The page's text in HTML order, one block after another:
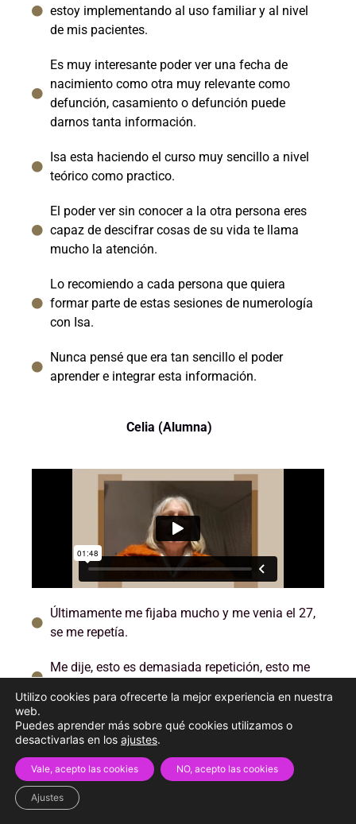
estoy implementando al uso familiar y al nivel
de mis pacientes.
Es muy interesante poder ver una fecha de
nacimiento como otra muy relevante como
defunción, casamiento o defunción puede
darnos tanta información.
Isa esta haciendo el curso muy sencillo a nivel
teórico como practico.
El poder ver sin conocer a la otra persona eres
capaz de descifrar cosas de su vida te llama
mucho la atención.
Lo recomiendo a cada persona que quiera
formar parte de estas sesiones de numerología
con Isa.
Nunca pensé que era tan sencillo el poder
aprender e integrar esta información.
Celia (Alumna)
Últimamente me fijaba mucho y me venia el 27,
se me repetía.
Me dije, esto es demasiada repetición, esto me
Posteriormente conozco a Isa.
Fui poco a poco uniendo esos hilitos de
conexión.
Isa me transportaba aun mundo de la magia de
Utilizo cookies para ofrecerte la mejor experiencia en nuestra
web.
Puedes aprender más sobre qué cookies utilizamos o
desactivarlas en los ajustes.
Vale, acepto las cookies NO, acepto las cookies
Ajustes